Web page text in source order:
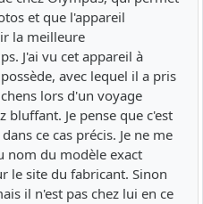
et que l'appareil
la meilleure
J'ai vu cet appareil à
avec lequel il a pris
lors d'un voyage
bluffant. Je pense que c'est
ce cas précis. Je ne me
nom du modèle exact
le site du fabricant. Sinon
il n'est pas chez lui en ce